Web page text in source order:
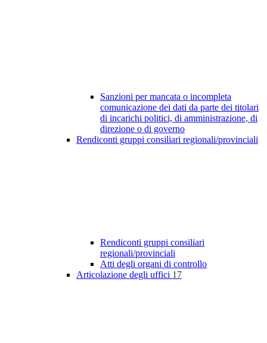
Sanzioni per mancata o incompleta
comunicazione dei dati da parte dei titolari
di incarichi politici, di amministrazione, di
direzione o di governo
Rendiconti gruppi consiliari regionali/provinciali
Rendiconti gruppi consiliari
regionali/provinciali
Atti degli organi di controllo
Articolazione degli uffici 17